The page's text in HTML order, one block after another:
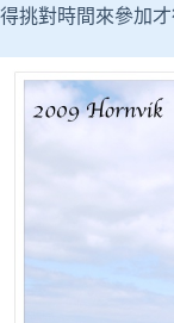
得挑對時間來參加才